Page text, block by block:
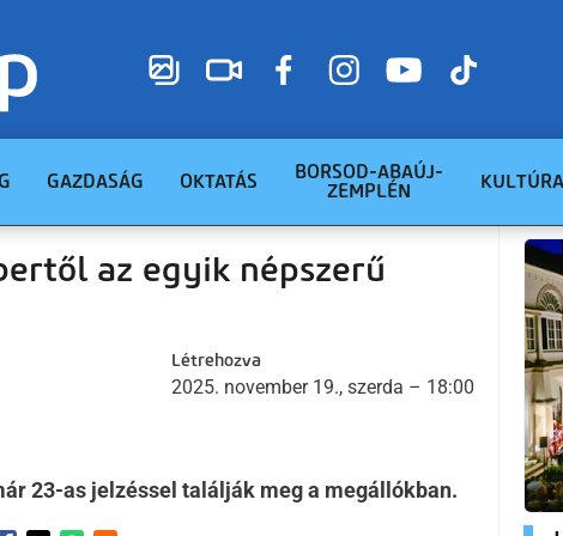
GAZDASÁG OKTATÁS
BORSOD-ABAÚJ-
ZEMPLÉN
KULTÚRA
az egyik népszerű
Létrehozva
2025. november 19., szerda – 18:00
23-as jelzéssel találják meg a megállókban.